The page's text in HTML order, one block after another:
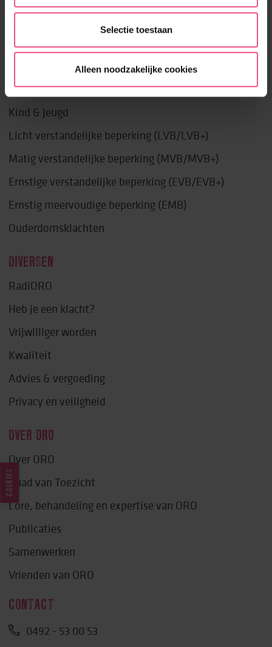
Selectie toestaan
Alleen noodzakelijke cookies
Prettige dag
Autisme
Kind & Jeugd
Licht verstandelijke beperking (LVB/LVB+)
Matig verstandelijke beperking (MVB/MVB+)
Ernstige verstandelijke beperking (EVB/EVB+)
Ernstig meervoudige beperking (EMB)
Ouderdomsklachten
DIVERSEN
RadiORO
Heb je een klacht?
Vrijwilliger worden
Kwaliteit
Advies & vergoeding
Privacy en veiligheid
OVER ORO
Over ORO
Raad van Toezicht
Lore, behandeling en expertise van ORO
Publicaties
Samenwerken
Vrienden van ORO
CONTACT
0492 - 53 00 53
COOKIES